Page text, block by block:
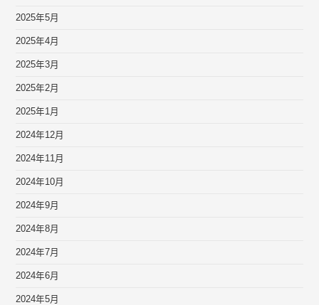
2025年5月
2025年4月
2025年3月
2025年2月
2025年1月
2024年12月
2024年11月
2024年10月
2024年9月
2024年8月
2024年7月
2024年6月
2024年5月